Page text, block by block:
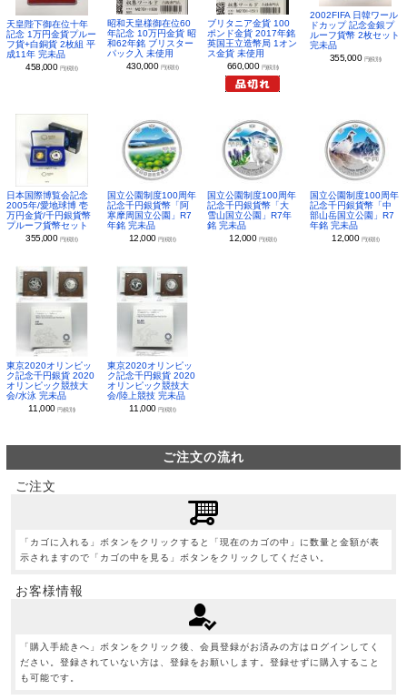
天皇陛下御在位十年
記念 1万円金貨プルー
フ貨+白銅貨 2枚組 平
成11年 完未品
458,000 円(税別)
昭和天皇様御在位60
年記念 10万円金貨 昭
和62年銘 ブリスター
パック入 未使用
430,000 円(税別)
ブリタニア金貨 100
ポンド金貨 2017年銘
英国王立造幣局 1オン
ス金貨 未使用
660,000 円(税別)
2002FIFA 日韓ワール
ドカップ 記念金銀プ
ルーフ貨幣 2枚セット
完未品
355,000 円(税別)
日本国際博覧会記念
2005年/愛地球博 壱
万円金貨/千円銀貨幣
プルーフ貨幣セット
355,000 円(税別)
国立公園制度100周年
記念千円銀貨幣「阿
寒摩周国立公園」R7
年銘 完未品
12,000 円(税別)
国立公園制度100周年
記念千円銀貨幣「大
雪山国立公園」R7年
銘 完未品
12,000 円(税別)
国立公園制度100周年
記念千円銀貨幣「中
部山岳国立公園」R7
年銘 完未品
12,000 円(税別)
東京2020オリンピッ
ク記念千円銀貨 2020
オリンピック競技大
会/水泳 完未品
11,000円(税別)
東京2020オリンピッ
ク記念千円銀貨 2020
オリンピック競技大
会/陸上競技 完未品
11,000 円(税別)
ご注文の流れ
ご注文
「カゴに入れる」ボタンをクリックすると「現在のカゴの中」に数量と金額が表
示されますので「カゴの中を見る」ボタンをクリックしてください。
お客様情報
「購入手続きへ」ボタンをクリック後、会員登録がお済みの方はログインしてく
ださい。登録されていない方は、登録をお願いします。登録せずに購入すること
も可能です。